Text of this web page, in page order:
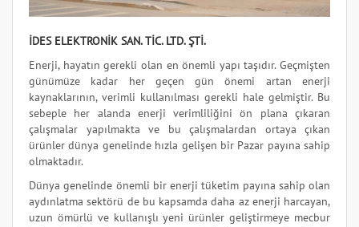
İDES ELEKTRONİK SAN. TİC. LTD. ŞTİ.
Enerji, hayatın gerekli olan en önemli yapı taşıdır. Geçmişten
günümüze kadar her geçen gün önemi artan enerji
kaynaklarının, verimli kullanılması gerekli hale gelmiştir. Bu
sebeple her alanda enerji verimliliğini ön plana çıkaran
çalışmalar yapılmakta ve bu çalışmalardan ortaya çıkan
ürünler dünya genelinde hızla gelişen bir Pazar payına sahip
olmaktadır.
Dünya genelinde önemli bir enerji tüketim payına sahip olan
aydınlatma sektörü de bu kapsamda daha az enerji harcayan,
uzun ömürlü ve kullanışlı yeni ürünler geliştirmeye mecbur